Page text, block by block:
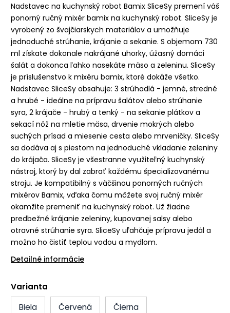
Nadstavec na kuchynský robot Bamix SliceSy premení váš
ponorný ručný mixér bamix na kuchynský robot. SliceSy je
vyrobený zo švajčiarskych materiálov a umožňuje
jednoduché strúhanie, krájanie a sekanie. S objemom 730
ml získate dokonale nakrájané uhorky, úžasný domáci
šalát a dokonca ľahko nasekáte mäso a zeleninu. SliceSy
je príslušenstvo k mixéru bamix, ktoré dokáže všetko.
Nadstavec SliceSy obsahuje: 3 strúhadlá - jemné, stredné
a hrubé - ideálne na prípravu šalátov alebo strúhanie
syra, 2 krájače - hrubý a tenký - na sekanie plátkov a
sekací nôž na mletie mäsa, drvenie mokrých alebo
suchých prísad a miesenie cesta alebo mrveničky. SliceSy
sa dodáva aj s piestom na jednoduché vkladanie zeleniny
do krájača. SliceSy je všestranne využiteľný kuchynský
nástroj, ktorý by dal zabrať každému špecializovanému
stroju. Je kompatibilný s väčšinou ponorných ručných
mixérov Bamix, vďaka čomu môžete svoj ručný mixér
okamžite premeniť na kuchynský robot. Už žiadne
predbežné krájanie zeleniny, kupovanej salsy alebo
otravné strúhanie syra. SliceSy uľahčuje prípravu jedál a
možno ho čistiť teplou vodou a mydlom.
Detailné informácie
Varianta
Biela
Červená Čierna